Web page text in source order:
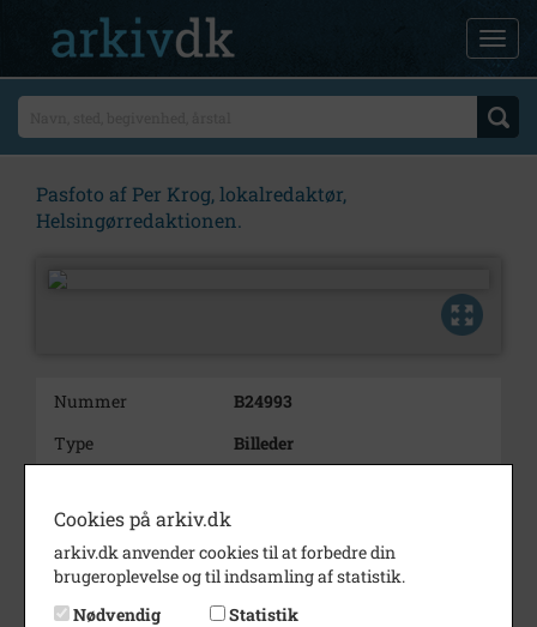
Pasfoto af Per Krog, lokalredaktør,
Helsingørredaktionen.
Nummer
B24993
Type
Billeder
4 billeder.
Cookies på arkiv.dk
arkiv.dk anvender cookies til at forbedre din
brugeroplevelse og til indsamling af statistik.
Nødvendig
Statistik